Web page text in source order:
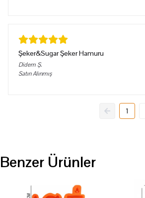
Şeker&Sugar Şeker Hamuru
Didem Ş.
Satın Alınmış
1
Benzer Ürünler